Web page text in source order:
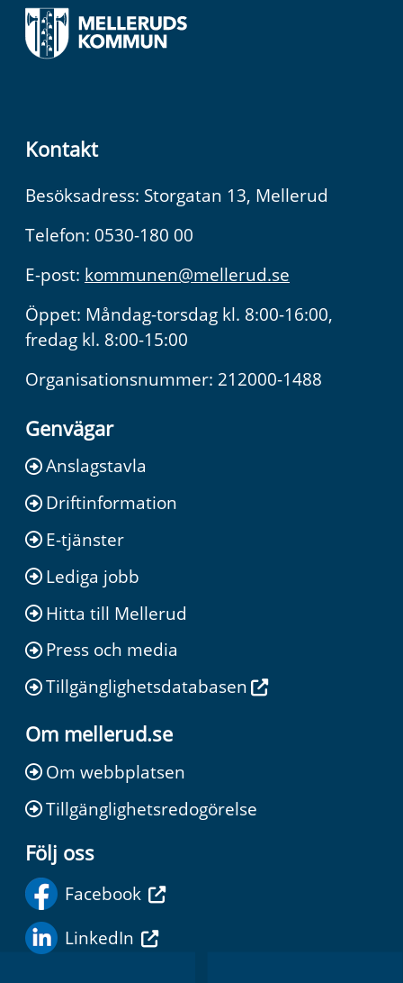
Kontakt
Besöksadress: Storgatan 13, Mellerud
Telefon: 0530-180 00
E-post: kommunen@mellerud.se
Öppet: Måndag-torsdag kl. 8:00-16:00,
fredag kl. 8:00-15:00
Organisationsnummer: 212000-1488
Genvägar
Anslagstavla
Driftinformation
E-tjänster
Lediga jobb
Hitta till Mellerud
Press och media
Tillgänglighetsdatabasen
Om mellerud.se
Om webbplatsen
Tillgänglighetsredogörelse
Följ oss
Facebook
LinkedIn